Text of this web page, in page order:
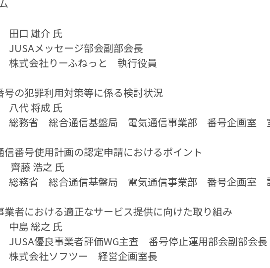
口 雄介 氏
ッセージ部会副部会長
りーふねっと　執行役員
号の犯罪利用対策等に係る検討状況
代 将成 氏
総合通信基盤局　電気通信事業部　番号企画
信番号使用計画の認定申請におけるポイント
藤 浩之 氏
合通信基盤局　電気通信事業部　番号企画室　
業者における適正なサービス提供に向けた取り組み
島 総之 氏
事業者評価WG主査　番号停止運用部会副部会長
ソフツー　経営企画室長